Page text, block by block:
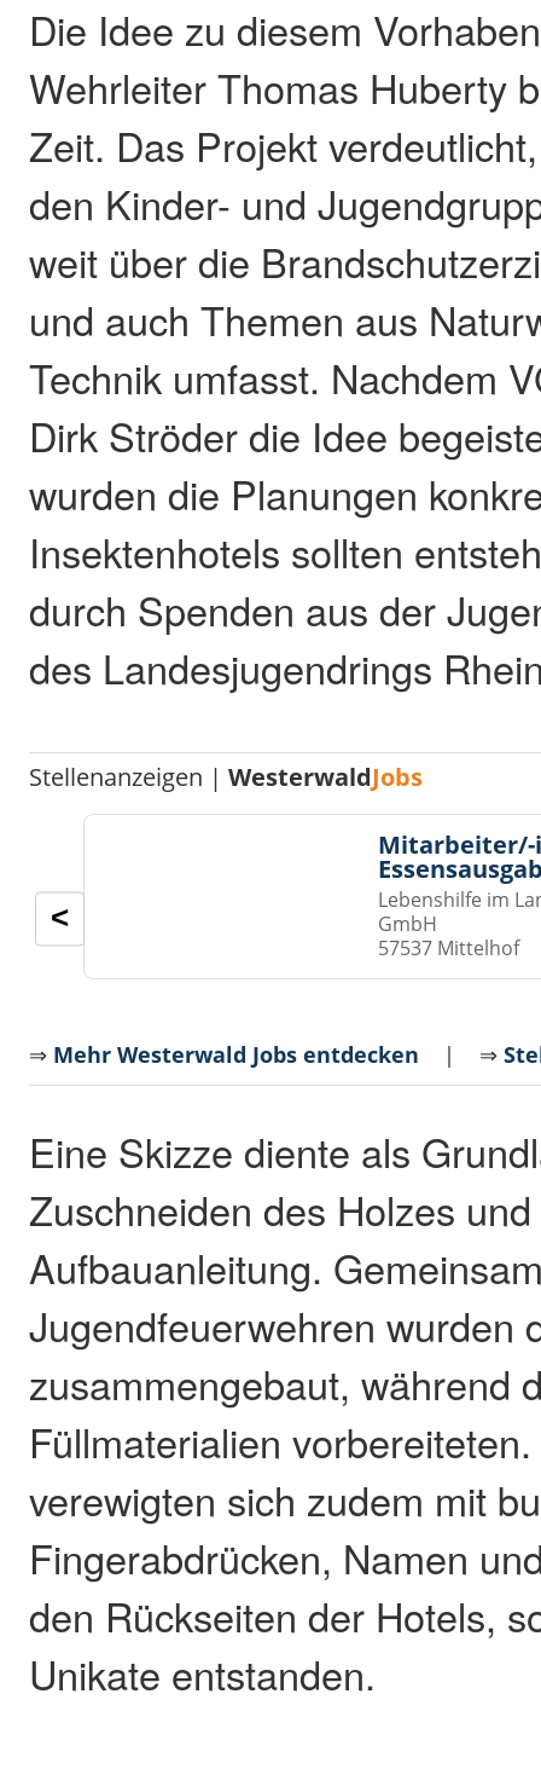
Die Idee zu diesem
Wehrleiter Thomas Huberty
Zeit. Das Projekt
den Kinder- und
weit über die
und auch Themen aus
Technik umfasst. Nachdem
Dirk Ströder die Idee
wurden die Planungen
Insektenhotels sollten
durch Spenden aus der
des Landesjugendrings
Stellenanzeigen |WesterwaldJobs
Lebenshilfe im
GmbH
57537 Mittelhof
<
⇒ Mehr Westerwald Jobs entdecken | ⇒
Eine Skizze diente als
Zuschneiden des Holzes
Aufbauanleitung.
Jugendfeuerwehren wurden
zusammengebaut, während
Füllmaterialien
verewigten sich zudem mit
Fingerabdrücken, Namen
den Rückseiten der Hotels,
Unikate entstanden.